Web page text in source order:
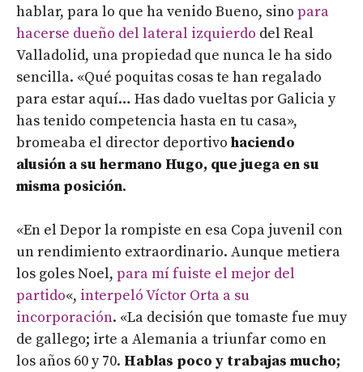
hablar, para lo que ha venido Bueno, sino para
hacerse dueño del lateral izquierdo del Real
Valladolid, una propiedad que nunca le ha sido
sencilla. «Qué poquitas cosas te han regalado
para estar aquí… Has dado vueltas por Galicia y
has tenido competencia hasta en tu casa»,
bromeaba el director deportivo haciendo
alusión a su hermano Hugo, que juega en su
misma posición.
«En el Depor la rompiste en esa Copa juvenil con
un rendimiento extraordinario. Aunque metiera
los goles Noel, para mí fuiste el mejor del
partido«, interpeló Víctor Orta a su
incorporación. «La decisión que tomaste fue muy
de gallego; irte a Alemania a triunfar como en
los años 60 y 70. Hablas poco y trabajas mucho;